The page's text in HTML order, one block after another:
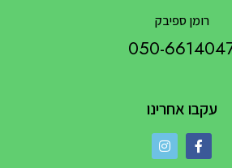
רומן ספיבק
050-
עקבו אחרינו